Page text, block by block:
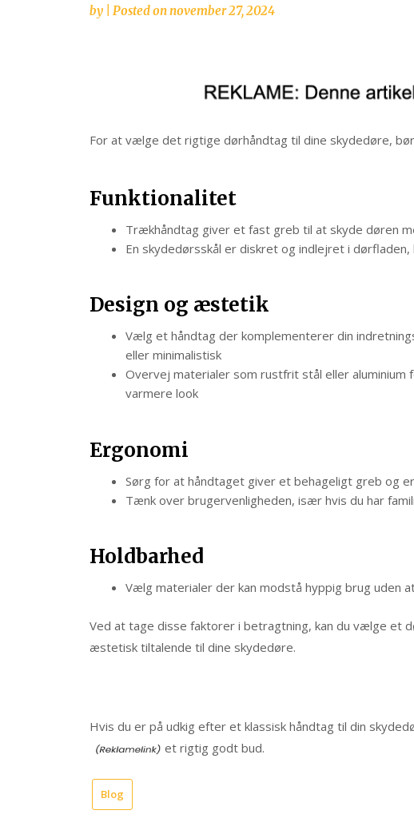
by Posted onnovember 27, 2024
For at vælge det rigtige dørhåndtag til dine skydedøre,
Funktionalitet
Trækhåndtag giver et fast greb til at skyde døren
En skydedørsskål er diskret og indlejret i
Design og æstetik
Vælg et håndtag der komplementerer din
eller minimalistisk
Overvej materialer som rustfrit stål eller
varmere look
Ergonomi
Sørg for at håndtaget giver et behageligt greb og
Tænk over brugervenligheden, især hvis du har
Holdbarhed
Vælg materialer der kan modstå hyppig brug uden
Ved at tage disse faktorer i betragtning, kan du vælge et
æstetisk tiltalende til dine skydedøre.
Hvis du er på udkig efter et klassisk håndtag til din
et rigtig godt bud.
Blog